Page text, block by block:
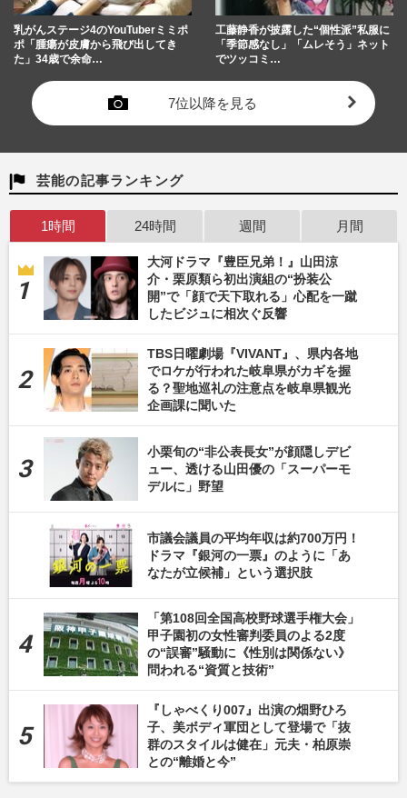
乳がんステージ4のYouTuberミミポ
ポ「腫瘍が皮膚から飛び出してき
た」34歳で余命…
工藤静香が披露した“個性派”私服に
「季節感なし」「ムレそう」ネット
でツッコミ…
7位以降を見る
芸能の記事ランキング
1時間 24時間 週間 月間
大河ドラマ『豊臣兄弟！』山田涼
介・栗原類ら初出演組の“扮装公
開”で「顔で天下取れる」心配を一蹴
したビジュに相次ぐ反響
TBS日曜劇場『VIVANT』、県内各地
でロケが行われた岐阜県がカギを握
る？聖地巡礼の注意点を岐阜県観光
企画課に聞いた
小栗旬の“非公表長女”が顔隠しデビ
ュー、透ける山田優の「スーパーモ
デルに」野望
市議会議員の平均年収は約700万円！
ドラマ『銀河の一票』のように「あ
なたが立候補」という選択肢
「第108回全国高校野球選手権大会」
甲子園初の女性審判委員のよる2度
の“誤審”騒動に《性別は関係ない》
問われる“資質と技術”
『しゃべくり007』出演の畑野ひろ
子、美ボディ軍団として登場で「抜
群のスタイルは健在」元夫・柏原崇
との“離婚と今”